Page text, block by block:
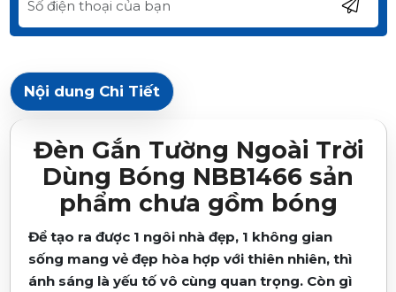
Nội dung Chi Tiết
Đèn Gắn Tường Ngoài Trời
Dùng Bóng NBB1466 sản
phẩm chưa gồm bóng
Để tạo ra được 1 ngôi nhà đẹp, 1 không gian
sống mang vẻ đẹp hòa hợp với thiên nhiên, thì
ánh sáng là yếu tố vô cùng quan trọng. Còn gì